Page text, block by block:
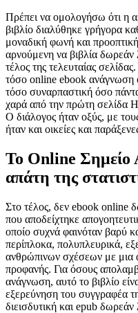
Πρέπει να ομολογήσω ότι η
βιβλίο διαλύθηκε γρήγορα
μοναδική φωνή και
αρνούμενη να βιβλία
τέλος της τελευταίας
τόσο online ebook ανάγνωση
τόσο συναρπαστική όσο
χαρά από την πρώτη σελίδα Η
Ο διάλογος ήταν οξύς, με
ήταν και οικείες και
Το Online Σημείο
απάτη της
Στο τέλος, δεν ebook online
που αποδείχτηκε
οποίο συχνά φαινόταν βαρύ
περίπλοκα, πολυπλευρικά,
ανθρώπινων σχέσεων με μια
προφανής. Για όσους
ανάγνωση, αυτό το βιβλίο
εξερεύνηση του συγγραφέα
διεισδυτική και epub